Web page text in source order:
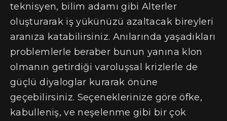
teknisyen, bilim adamı gibi Alterler
oluşturarak iş yükünüzü azaltacak bireyleri
aranıza katabilirsiniz. Anılarında yaşadıkları
problemlerle beraber bunun yanına klon
olmanın getirdiği varoluşsal krizlerle de
güçlü diyaloglar kurarak önüne
geçebilirsiniz. Seçeneklerinize göre öfke,
kabulleniş, ve neşelenme gibi bir çok